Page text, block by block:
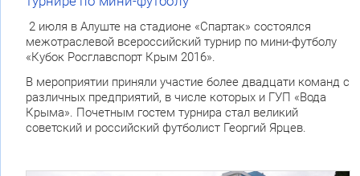
2 июля в Алуште на стадионе «Спартак» состоялся
межотраслевой всероссийский турнир по мини-футболу
«Кубок Росглавспорт Крым 2016».
В мероприятии приняли участие более двадцати команд с
различных предприятий, в числе которых и ГУП «Вода
Крыма». Почетным гостем турнира стал великий
советский и российский футболист Георгий Ярцев.